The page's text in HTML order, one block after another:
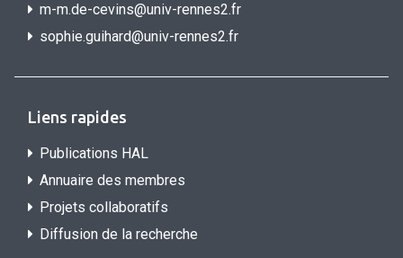
m-m.de-cevins@univ-rennes2.fr
sophie.guihard@univ-rennes2.fr
Liens rapides
Publications HAL
Annuaire des membres
Projets collaboratifs
Diffusion de la recherche